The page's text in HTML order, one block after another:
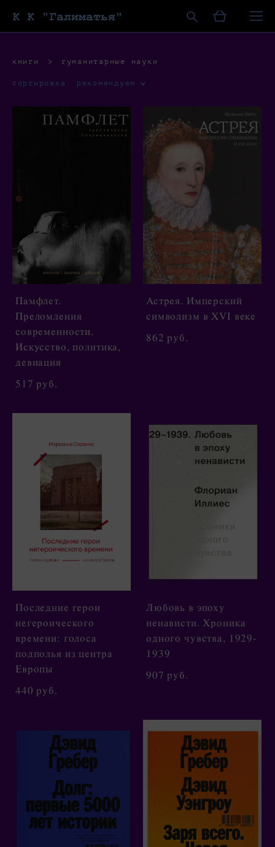
К К "Галиматья"
книги > гуманитарные науки
сортировка: рекомендуем
Памфлет.
Преломления
современности.
Искусство, политика,
девиация
517 pуб.
Астрея. Имперский
символизм в XVI веке
862 pуб.
Последние герои
негероического
времени: голоса
подполья из центра
Европы
440 pуб.
Любовь в эпоху
ненависти. Хроника
одного чувства, 1929-
1939
907 pуб.